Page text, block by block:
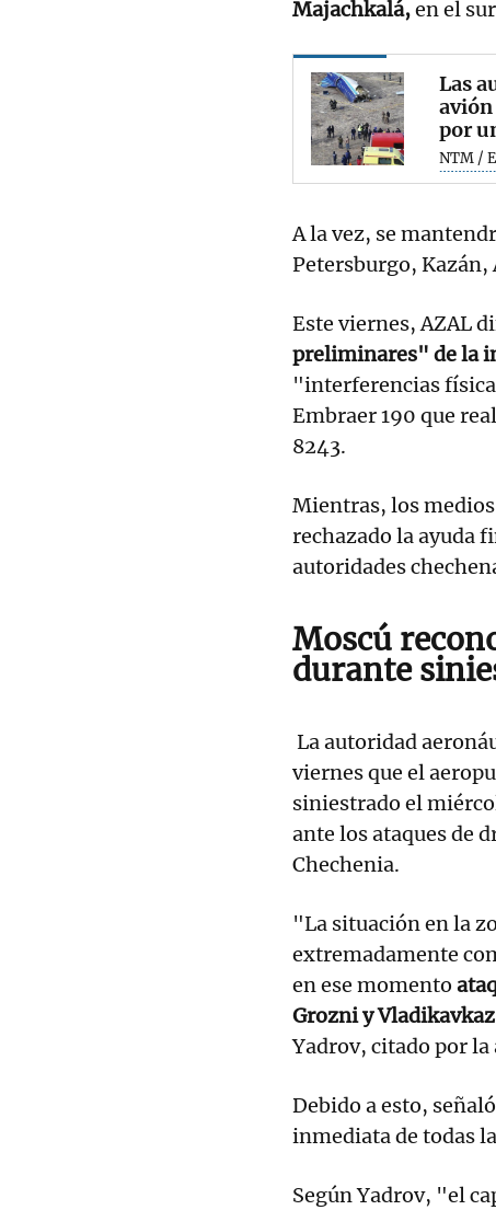
Majachkalá,en el
Las
avión
por
NTM /
A la vez, se
Petersburgo,
Este viernes, AZAL
preliminares" de la
"interferencias
Embraer 190 que
8243.
Mientras, los
rechazado la ayuda
autoridades
Moscú
durante
La autoridad
viernes que el
siniestrado el
ante los ataques de
Chechenia.
"La situación en la
extremadamente
en ese momento
Grozni y Vladikavkaz
Yadrov, citado por la
Debido a esto,
inmediata de todas
Según Yadrov, "el